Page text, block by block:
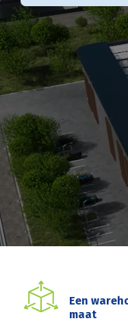
Een
maat